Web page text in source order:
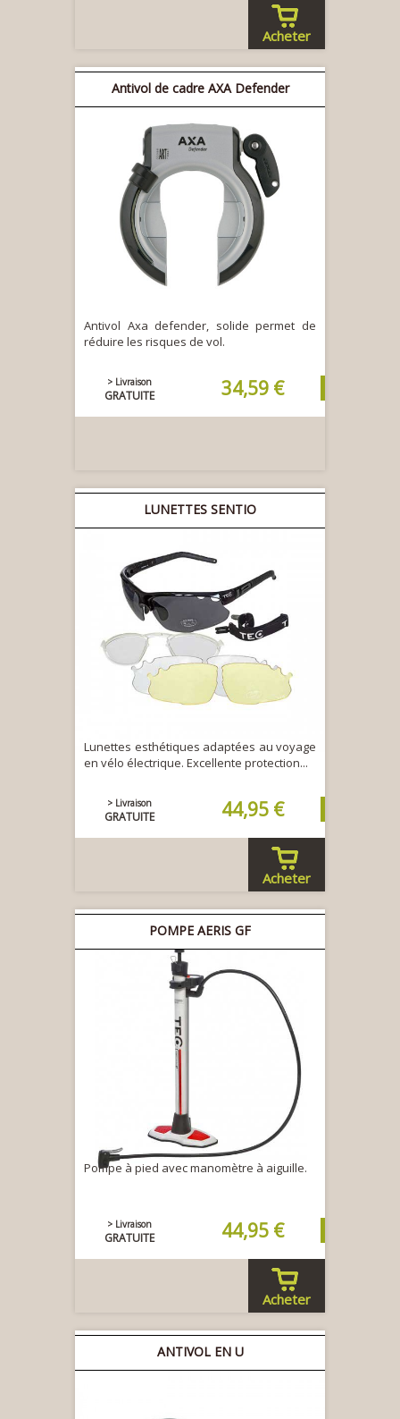
Acheter
Antivol de cadre AXA Defender
Antivol Axa defender, solide permet de
réduire les risques de vol.
> Livraison
GRATUITE 34,59 €
LUNETTES SENTIO
Lunettes esthétiques adaptées au voyage
en vélo électrique. Excellente protection...
> Livraison
GRATUITE 44,95 €
Acheter
POMPE AERIS GF
Pompe à pied avec manomètre à aiguille.
> Livraison
GRATUITE 44,95 €
Acheter
ANTIVOL EN U